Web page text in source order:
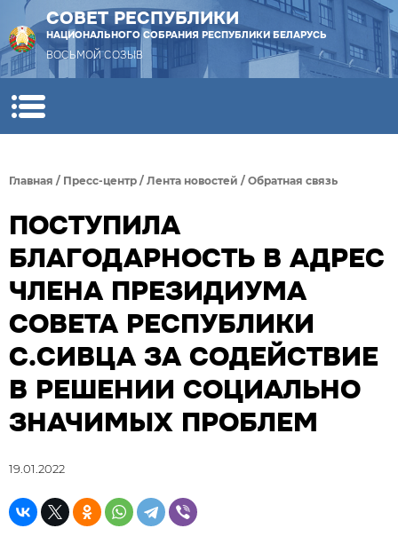
СОВЕТ РЕСПУБЛИКИ
НАЦИОНАЛЬНОГО СОБРАНИЯ РЕСПУБЛИКИ БЕЛАРУСЬ
ВОСЬМОЙ СОЗЫВ
Главная / Пресс-центр / Лента новостей / Обратная связь
ПОСТУПИЛА
БЛАГОДАРНОСТЬ В АДРЕС
ЧЛЕНА ПРЕЗИДИУМА
СОВЕТА РЕСПУБЛИКИ
С.СИВЦА ЗА СОДЕЙСТВИЕ
В РЕШЕНИИ СОЦИАЛЬНО
ЗНАЧИМЫХ ПРОБЛЕМ
19.01.2022